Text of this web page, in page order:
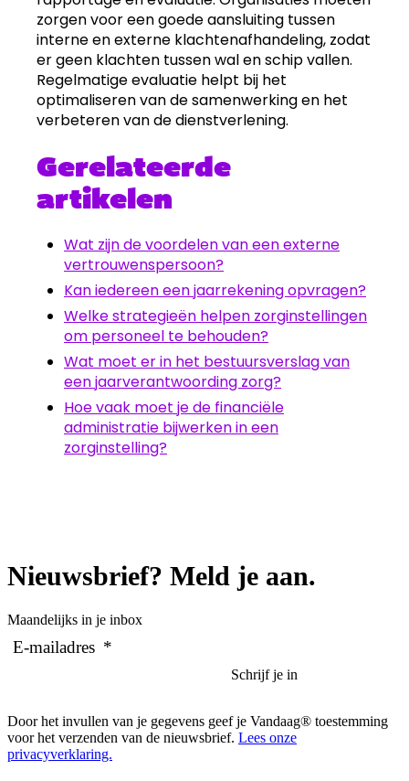
zorgen voor een goede aansluiting tussen
interne en externe klachtenafhandeling, zodat
er geen klachten tussen wal en schip vallen.
Regelmatige evaluatie helpt bij het
optimaliseren van de samenwerking en het
verbeteren van de dienstverlening.
Gerelateerde
artikelen
Wat zijn de voordelen van een externe
vertrouwenspersoon?
Kan iedereen een jaarrekening opvragen?
Welke strategieën helpen zorginstellingen
om personeel te behouden?
Wat moet er in het bestuursverslag van
een jaarverantwoording zorg?
Hoe vaak moet je de financiële
administratie bijwerken in een
zorginstelling?
Nieuwsbrief? Meld je aan.
Maandelijks in je inbox
E-mailadres *
Door het invullen van je gegevens geef je Vandaag® toestemming
voor het verzenden van de nieuwsbrief. Lees onze
privacyverklaring.